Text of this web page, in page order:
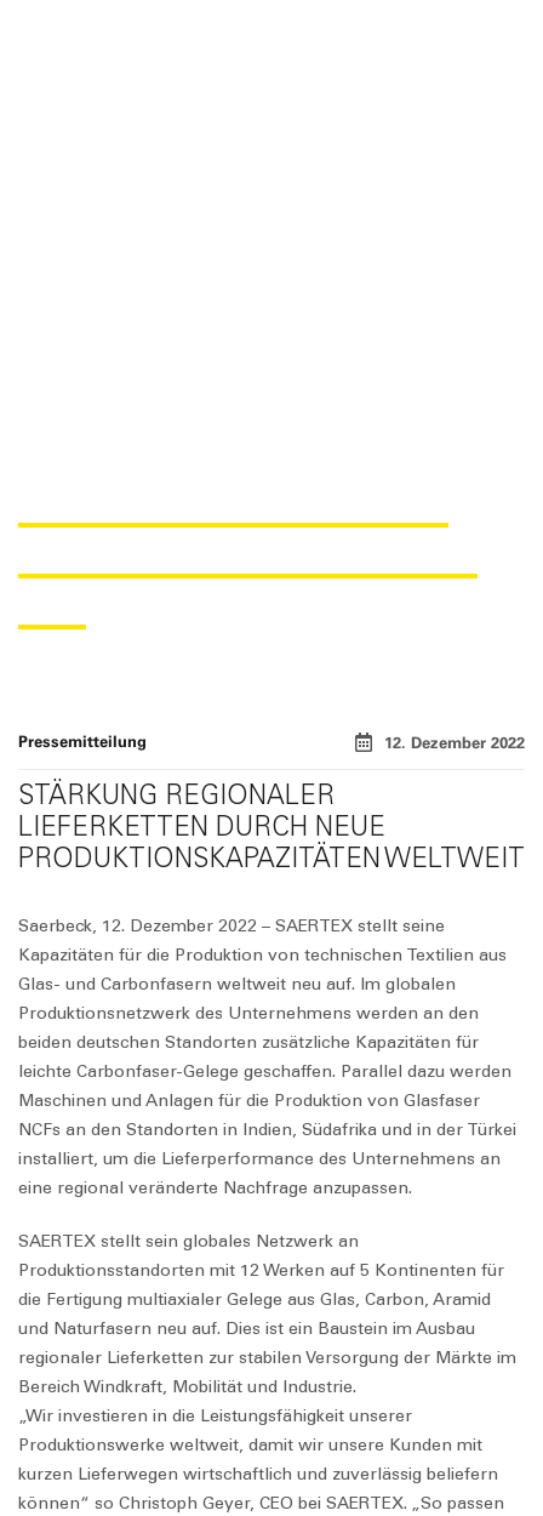
Pressemitteilung 12. Dezember 2022
STÄRKUNG REGIONALER
LIEFERKETTEN DURCH NEUE
PRODUKTIONSKAPAZITÄTEN WELTWEIT
Saerbeck, 12. Dezember 2022 – SAERTEX stellt seine
Kapazitäten für die Produktion von technischen Textilien aus
Glas- und Carbonfasern weltweit neu auf. Im globalen
Produktionsnetzwerk des Unternehmens werden an den
beiden deutschen Standorten zusätzliche Kapazitäten für
leichte Carbonfaser-Gelege geschaffen. Parallel dazu werden
Maschinen und Anlagen für die Produktion von Glasfaser
NCFs an den Standorten in Indien, Südafrika und in der Türkei
installiert, um die Lieferperformance des Unternehmens an
eine regional veränderte Nachfrage anzupassen.
SAERTEX stellt sein globales Netzwerk an
Produktionsstandorten mit 12 Werken auf 5 Kontinenten für
die Fertigung multiaxialer Gelege aus Glas, Carbon, Aramid
und Naturfasern neu auf. Dies ist ein Baustein im Ausbau
regionaler Lieferketten zur stabilen Versorgung der Märkte im
Bereich Windkraft, Mobilität und Industrie.
„Wir investieren in die Leistungsfähigkeit unserer
Produktionswerke weltweit, damit wir unsere Kunden mit
kurzen Lieferwegen wirtschaftlich und zuverlässig beliefern
können“ so Christoph Geyer, CEO bei SAERTEX. „So passen